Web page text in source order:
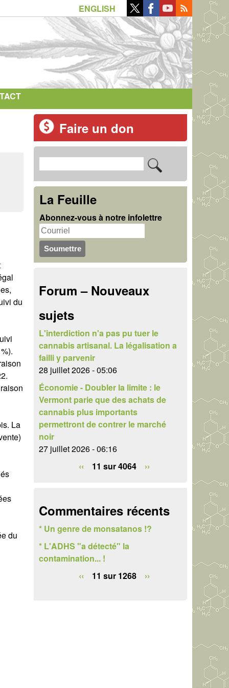
ENGLISH
du
La
du
Faire un don
F
o
r
m
u
l
i
r
e
d
e
r
e
c
h
h
e
c
h
e
r
c
e
La Feuille
Abonnez-vous à notre infolettre
Forum – Nouveaux
sujets
L'interdiction n'a pas pu tuer le
cannabis artisanal. La légalisation a
failli y parvenir
28 juillet 2026 - 05:06
Économie - Doubler la limite : le
Vermont parie que des achats de
cannabis plus importants
permettront de contrer le marché
noir
27 juillet 2026 - 06:16
‹‹
11 sur 4064 ››
Commentaires récents
* Un genre de monsatanos !?
* L'ADHS "a détecté" la
contamination... !
‹‹
11 sur 1268 ››